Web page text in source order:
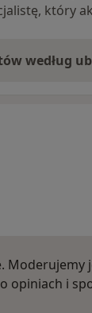
który
według
Moderujemy
opiniach i